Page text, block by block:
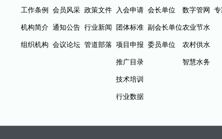
工作条例
机构简介
组织机构
会员风采
通知公告
会议论坛
政策文件
行业新闻
管道部落
入会申请
团体标准
项目申报
推广目录
技术培训
行业数据
会长单位
副会长单位
委员单位
数字管网
农业节水
农村供水
智慧水务